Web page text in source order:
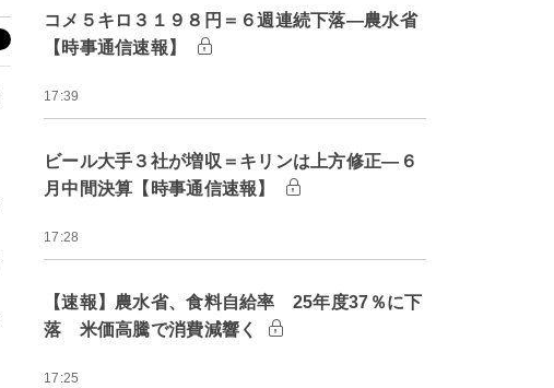
コメ５キロ３１９８円＝６週連続下落―農水省
【時事通信速報】
17:39
ビール大手３社が増収＝キリンは上方修正―６
月中間決算【時事通信速報】
17:28
【速報】農水省、食料自給率 25年度37％に下
落 米価高騰で消費減響く
17:25